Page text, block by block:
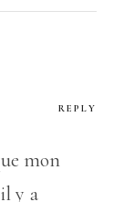
REPLY
mon
y a